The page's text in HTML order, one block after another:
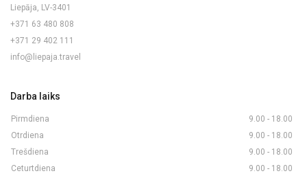
Liepāja, LV-3401
+371 63 480 808
+371 29 402 111
info@liepaja.travel
Darba laiks
Pirmdiena
9.00 - 18.00
Otrdiena
9.00 - 18.00
Trešdiena
9.00 - 18.00
Ceturtdiena
9.00 - 18.00